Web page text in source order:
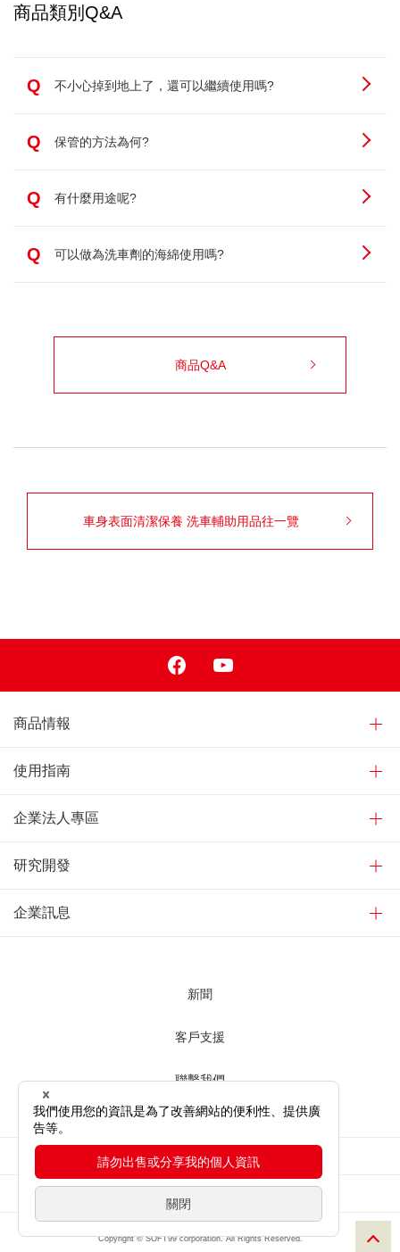
商品類別Q&A
Q 不小心掉到地上了，還可以繼續使用嗎?
Q 保管的方法為何?
Q 有什麼用途呢?
Q 可以做為洗車劑的海綿使用嗎?
商品Q&A
車身表面清潔保養 洗車輔助用品往一覽
商品情報
使用指南
企業法人專區
研究開發
企業訊息
新聞
客戶支援
聯繫我們
使用網站時
Copyright © SOFT99 corporation. All Rights Reserved.